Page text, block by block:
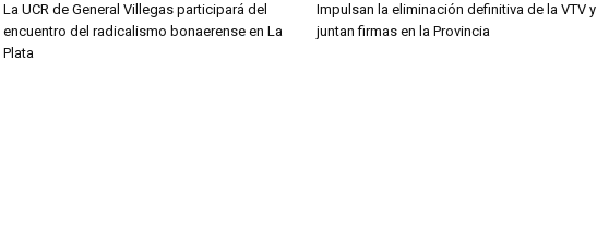
La UCR de General Villegas participará del
encuentro del radicalismo bonaerense en La
Plata
Impulsan la eliminación definitiva de la VTV y
juntan firmas en la Provincia